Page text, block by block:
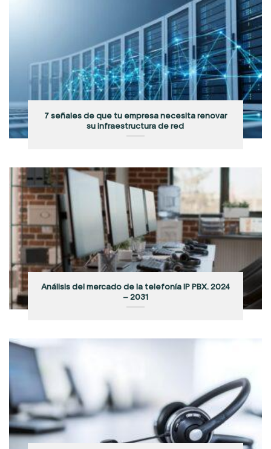
7 señales de que tu empresa necesita renovar
su infraestructura de red
Análisis del mercado de la telefonía IP PBX. 2024
– 2031